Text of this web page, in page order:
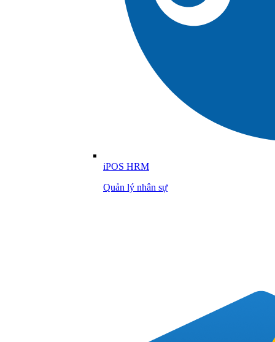
iPOS HRM
Quản lý nhân sự